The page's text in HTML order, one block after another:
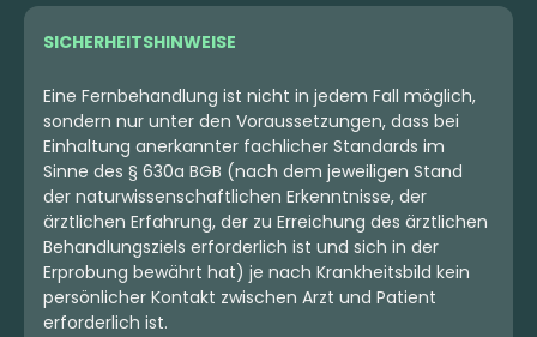
SICHERHEITSHINWEISE
Eine Fernbehandlung ist nicht in jedem Fall möglich,
sondern nur unter den Voraussetzungen, dass bei
Einhaltung anerkannter fachlicher Standards im
Sinne des § 630a BGB (nach dem jeweiligen Stand
der naturwissenschaftlichen Erkenntnisse, der
ärztlichen Erfahrung, der zu Erreichung des ärztlichen
Behandlungsziels erforderlich ist und sich in der
Erprobung bewährt hat) je nach Krankheitsbild kein
persönlicher Kontakt zwischen Arzt und Patient
erforderlich ist.